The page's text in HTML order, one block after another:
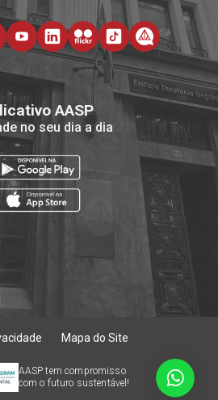
AASP
no seu dia a dia
Mapa do Site
AASP tem compromisso
com o futuro sustentável!